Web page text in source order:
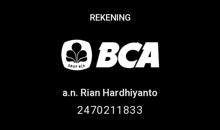
REKENING
a.n. Rian Hardhiyanto
2470211833